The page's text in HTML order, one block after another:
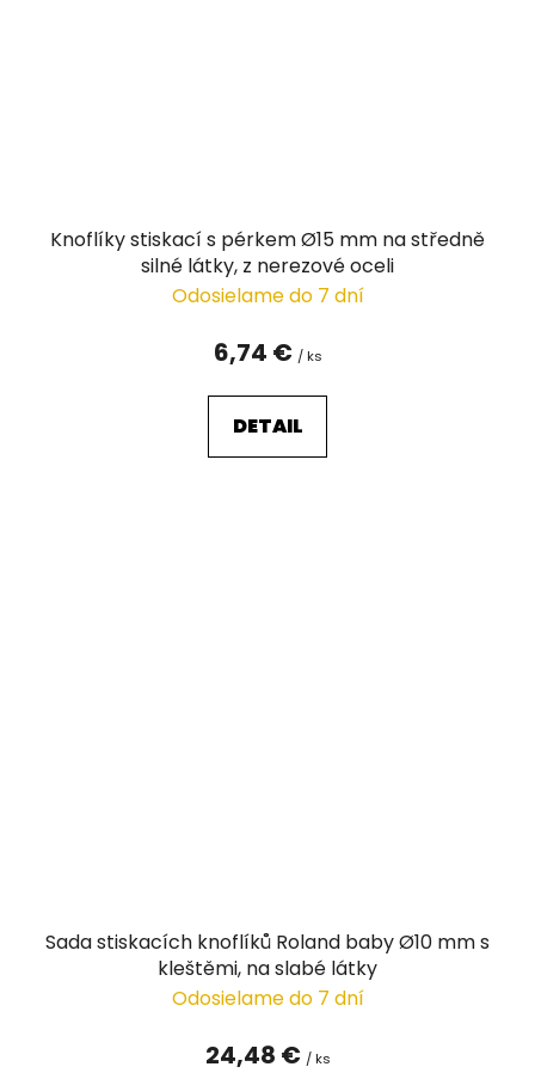
Knoflíky stiskací s pérkem Ø15 mm na středně
silné látky, z nerezové oceli
Odosielame do 7 dní
6,74 € / ks
DETAIL
Sada stiskacích knoflíků Roland baby Ø10 mm s
kleštěmi, na slabé látky
Odosielame do 7 dní
24,48 € / ks